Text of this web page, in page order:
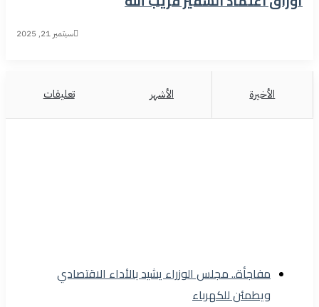
سبتمبر 21, 2025
الأخيرة الأشهر تعليقات
مفاجأة.. مجلس الوزراء يشيد بالأداء الاقتصادي
ويطمئن للكهرباء